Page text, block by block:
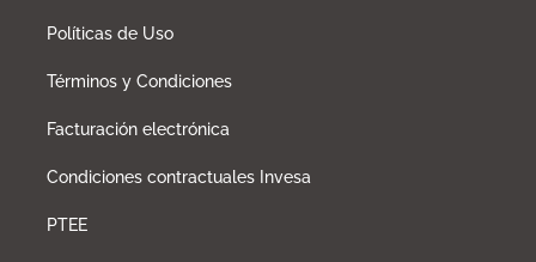
Políticas de Uso
Términos y Condiciones
Facturación electrónica
Condiciones contractuales Invesa
PTEE